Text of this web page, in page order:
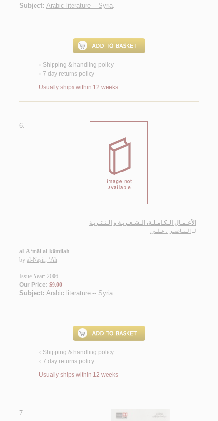
Subject: Arabic literature -- Syria.
< Shipping & handling policy
< 7 day returns policy
Usually ships within 12 weeks
6.
الأعـمـال الـكـامـلـة، الـشـعـريـة و الـنـثـريـة
لـ الـنـاصـر ، عـلـي
al-A‘māl al-kāmilah
by al-Nāṣir, ‘Alī
Issue Year: 2006
Our Price: $9.00
Subject: Arabic literature -- Syria.
< Shipping & handling policy
< 7 day returns policy
Usually ships within 12 weeks
7.